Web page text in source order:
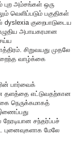
புற அம்சங்கள் ஒரு
வெளிப்படும் பகுதிகள்
dyslexia குறைபாடுடைய
அபாயகரமான
சிறுவயது முதலே
வாழ்க்கை
பார்வைக்
தளத்தை எட்டுவதற்கான
நெருக்கமாகத்
சந்தர்ப்பச்
மேலே